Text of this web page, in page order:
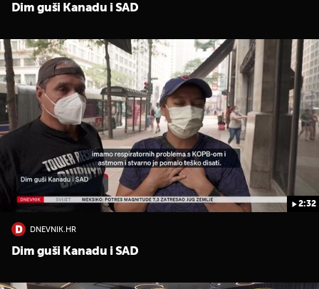
Dim guši Kanadu i SAD
2:32
DNEVNIK.HR
Dim guši Kanadu i SAD